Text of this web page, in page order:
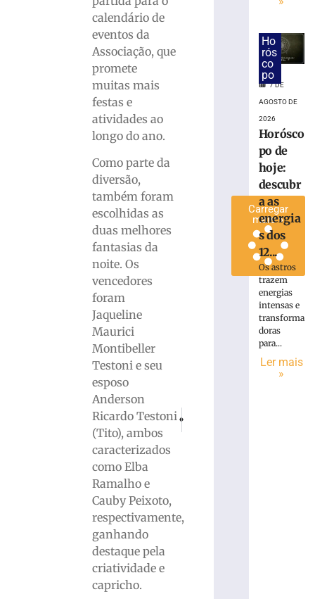
calendário de
eventos da
Associação, que
promete
muitas mais
festas e
atividades ao
longo do ano.
Como parte da
diversão,
também foram
escolhidas as
duas melhores
fantasias da
noite. Os
vencedores
foram
Jaqueline
Maurici
Montibeller
Testoni e seu
esposo
Anderson
Ricardo Testoni
(Tito), ambos
caracterizados
como Elba
Ramalho e
Cauby Peixoto,
respectivamente,
ganhando
destaque pela
criatividade e
capricho.
PRÓXIMO
152,8
milhões
Carregar
mais »
Ho
rós
co
po
7 DE
AGOSTO DE
2026
Horósco
po de
hoje:
descubr
a as
energia
s dos
12...
Os astros
trazem
energias
intensas e
transforma
doras
para...
Ler mais
»